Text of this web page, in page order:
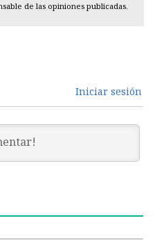
de las opiniones publicadas.
Iniciar sesión